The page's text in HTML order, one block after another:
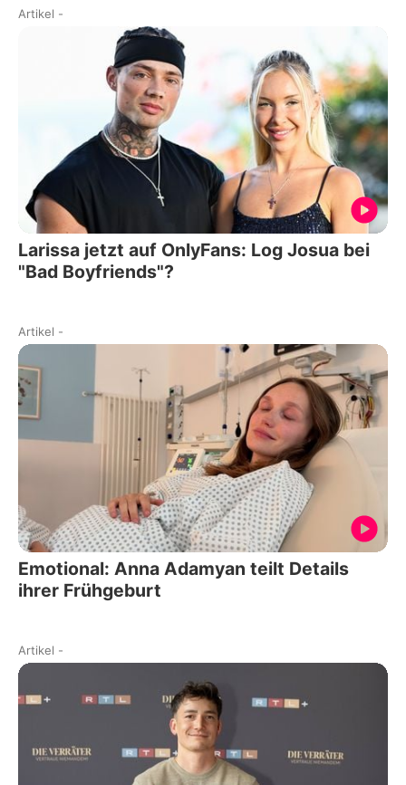
Artikel -
Larissa jetzt auf OnlyFans: Log Josua bei
"Bad Boyfriends"?
Artikel -
Emotional: Anna Adamyan teilt Details
ihrer Frühgeburt
Artikel -